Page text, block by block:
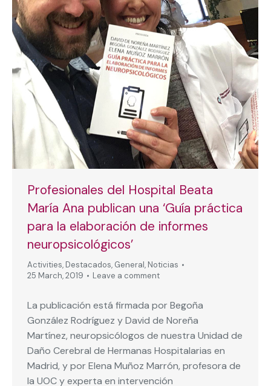
Profesionales del Hospital Beata
María Ana publican una ‘Guía práctica
para la elaboración de informes
neuropsicológicos’
Activities, Destacados, General, Noticias
25 March, 2019
Leave a comment
La publicación está firmada por Begoña
González Rodríguez y David de Noreña
Martínez, neuropsicólogos de nuestra Unidad de
Daño Cerebral de Hermanas Hospitalarias en
Madrid, y por Elena Muñoz Marrón, profesora de
la UOC y experta en intervención